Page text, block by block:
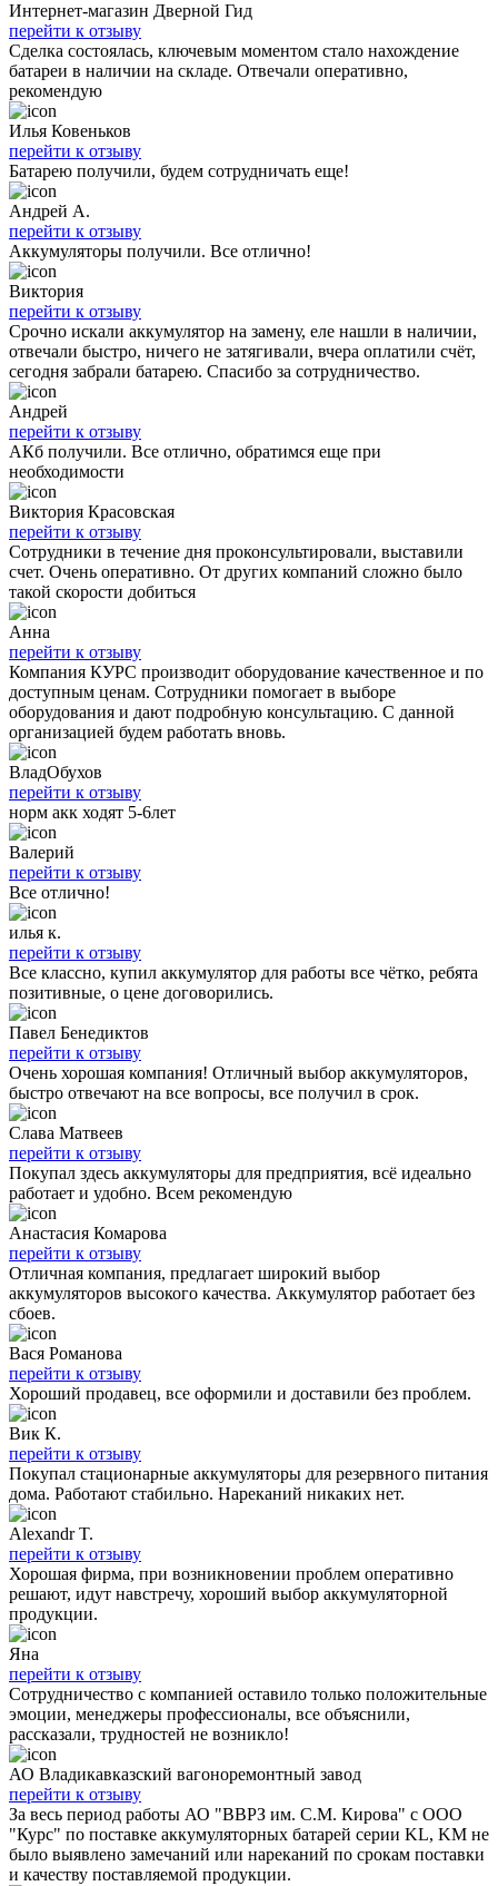
Интернет-магазин Дверной Гид
перейти к отзыву
Сделка состоялась, ключевым моментом стало нахождение
батареи в наличии на складе. Отвечали оперативно,
рекомендую
Илья Ковеньков
перейти к отзыву
Батарею получили, будем сотрудничать еще!
Андрей А.
перейти к отзыву
Аккумуляторы получили. Все отлично!
Виктория
перейти к отзыву
Срочно искали аккумулятор на замену, еле нашли в наличии,
отвечали быстро, ничего не затягивали, вчера оплатили счёт,
сегодня забрали батарею. Спасибо за сотрудничество.
Андрей
перейти к отзыву
АКб получили. Все отлично, обратимся еще при
необходимости
Виктория Красовская
перейти к отзыву
Сотрудники в течение дня проконсультировали, выставили
счет. Очень оперативно. От других компаний сложно было
такой скорости добиться
Анна
перейти к отзыву
Компания КУРС производит оборудование качественное и по
доступным ценам. Сотрудники помогает в выборе
оборудования и дают подробную консультацию. С данной
организацией будем работать вновь.
ВладОбухов
перейти к отзыву
норм акк ходят 5-6лет
Валерий
перейти к отзыву
Все отлично!
илья к.
перейти к отзыву
Все классно, купил аккумулятор для работы все чётко, ребята
позитивные, о цене договорились.
Павел Бенедиктов
перейти к отзыву
Очень хорошая компания! Отличный выбор аккумуляторов,
быстро отвечают на все вопросы, все получил в срок.
Слава Матвеев
перейти к отзыву
Покупал здесь аккумуляторы для предприятия, всё идеально
работает и удобно. Всем рекомендую
Анастасия Комарова
перейти к отзыву
Отличная компания, предлагает широкий выбор
аккумуляторов высокого качества. Аккумулятор работает без
сбоев.
Вася Романова
перейти к отзыву
Хороший продавец, все оформили и доставили без проблем.
Вик К.
перейти к отзыву
Покупал стационарные аккумуляторы для резервного питания
дома. Работают стабильно. Нареканий никаких нет.
Alexandr T.
перейти к отзыву
Хорошая фирма, при возникновении проблем оперативно
решают, идут навстречу, хороший выбор аккумуляторной
продукции.
Яна
перейти к отзыву
Сотрудничество с компанией оставило только положительные
эмоции, менеджеры профессионалы, все объяснили,
рассказали, трудностей не возникло!
АО Владикавказский вагоноремонтный завод
перейти к отзыву
За весь период работы АО "ВВРЗ им. С.М. Кирова" с ООО
"Курс" по поставке аккумуляторных батарей серии KL, KM не
было выявлено замечаний или нареканий по срокам поставки
и качеству поставляемой продукции.